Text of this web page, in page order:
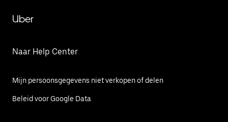
Uber
Naar Help Center
Mijn persoonsgegevens niet verkopen of delen
Beleid voor Google Data